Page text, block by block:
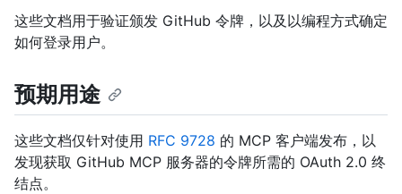
这些文档用于验证颁发 GitHub 令牌，以及以编程方式确定
如何登录用户。
预期用途
这些文档仅针对使用 RFC 9728 的 MCP 客户端发布，以
发现获取 GitHub MCP 服务器的令牌所需的 OAuth 2.0 终
结点。